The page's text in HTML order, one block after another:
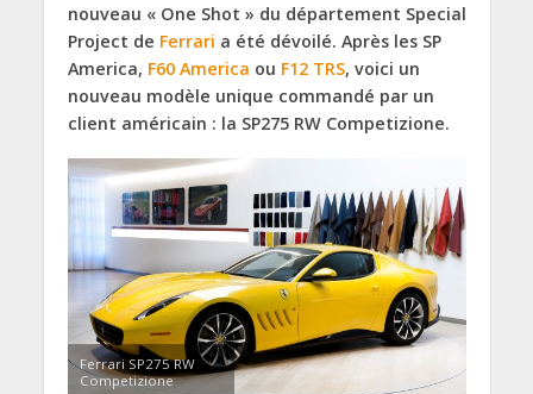
nouveau « One Shot » du département Special
Project de Ferrari a été dévoilé. Après les SP
America, F60 America ou F12 TRS, voici un
nouveau modèle unique commandé par un
client américain : la SP275 RW Competizione.
Ferrari SP275 RW
Competizione